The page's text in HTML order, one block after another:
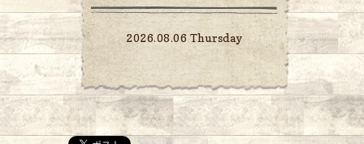
2026.08.06 Thursday